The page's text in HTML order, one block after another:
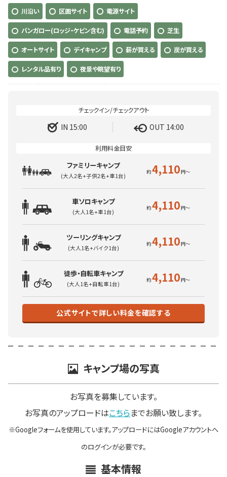
川沿い 区画サイト 電源サイト
バンガロー(ロッジ・ケビン含む) 電話予約 芝生
オートサイト デイキャンプ 薪が買える 炭が買える
レンタル品有り 夜景や眺望有り
IN 15:00 OUT 14:00
ファミリーキャンプ
(大人2名+子供2名+車1台) 4,110
車ソロキャンプ
(大人1名+車1台) 4,110
ツーリングキャンプ
(大人1名+バイク1台) 4,110
徒歩・自転車キャンプ
(大人1名+自転車1台) 4,110
公式サイトで詳しい料金を確認する
キャンプ場の写真
お写真を募集しています。
お写真のアップロードはこちらまでお願い致します。
※Googleフォームを使用しています。アップロードにはGoogleアカウントへ
のログインが必要です。
基本情報